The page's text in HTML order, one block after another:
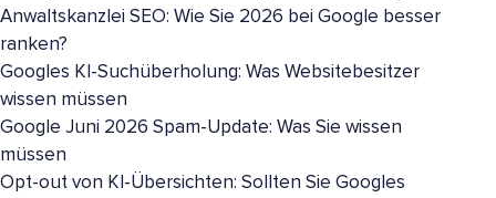
Anwaltskanzlei SEO: Wie Sie 2026 bei Google besser
ranken?
Googles KI-Suchüberholung: Was Websitebesitzer
wissen müssen
Google Juni 2026 Spam-Update: Was Sie wissen
müssen
Opt-out von KI-Übersichten: Sollten Sie Googles